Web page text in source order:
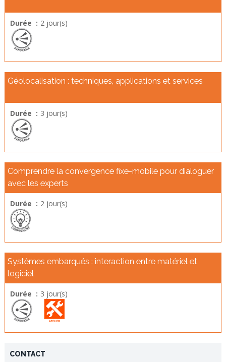
Durée : 2 jour(s)
Géolocalisation : techniques, applications et services
Durée : 3 jour(s)
Comprendre la convergence fixe-mobile pour dialoguer
avec les experts
Durée : 2 jour(s)
Systèmes embarqués : interaction entre matériel et
logiciel
Durée : 3 jour(s)
CONTACT